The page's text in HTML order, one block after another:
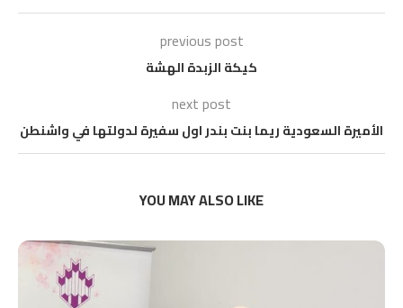
previous post
كيكة الزبدة الهشة
next post
الأميرة السعودية ريما بنت بندر اول سفيرة لدولتها في واشنطن
YOU MAY ALSO LIKE